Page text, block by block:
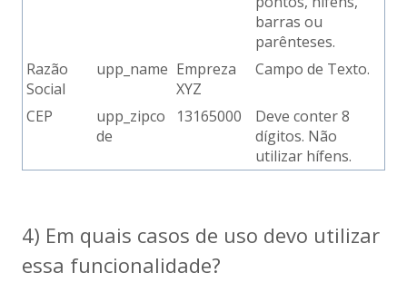
barras ou
parênteses.
Razão
Social
upp_name Empreza
XYZ
Campo de Texto.
CEP
upp_zipco
de
13165000
Deve conter 8
dígitos. Não
utilizar hífens.
4) Em quais casos de uso devo utilizar
essa funcionalidade?